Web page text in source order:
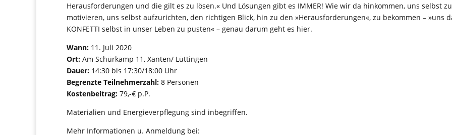
Herausforderungen und die gilt es zu lösen.« Und Lösungen gibt es IMMER! Wie wir da hinkommen, uns selbst zu
motivieren, uns selbst aufzurichten, den richtigen Blick, hin zu den »Herausforderungen«, zu bekommen – »uns
KONFETTI selbst in unser Leben zu pusten« – genau darum geht es hier.
Wann: 11. Juli 2020
Ort: Am Schürkamp 11, Xanten/ Lüttingen
Dauer: 14:30 bis 17:30/18:00 Uhr
Begrenzte Teilnehmerzahl: 8 Personen
Kostenbeitrag: 79,-€ p.P.
Materialien und Energieverpflegung sind inbegriffen.
Mehr Informationen u. Anmeldung bei: